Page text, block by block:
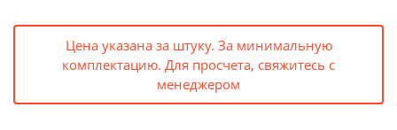
Цена указана за штуку. За минимальную
комплектацию. Для просчета, свяжитесь с
менеджером